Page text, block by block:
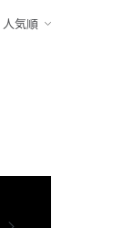
人気順